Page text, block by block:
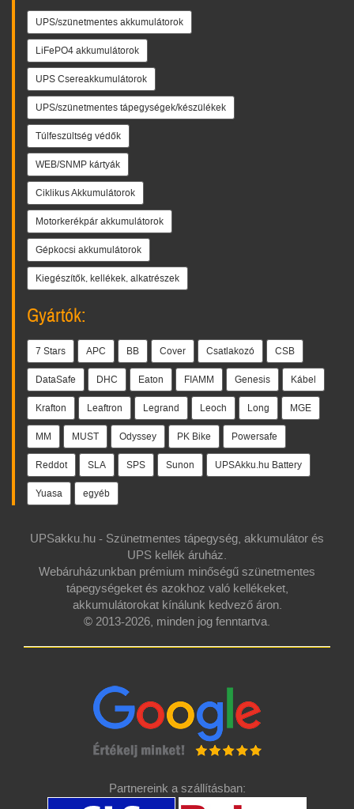
UPS/szünetmentes akkumulátorok
LiFePO4 akkumulátorok
UPS Csereakkumulátorok
UPS/szünetmentes tápegységek/készülékek
Túlfeszültség védők
WEB/SNMP kártyák
Ciklikus Akkumulátorok
Motorkerékpár akkumulátorok
Gépkocsi akkumulátorok
Kiegészítők, kellékek, alkatrészek
Gyártók:
7 Stars APC BB Cover Csatlakozó CSB
DataSafe DHC Eaton FIAMM Genesis Kábel
Krafton Leaftron Legrand Leoch Long MGE
MM MUST Odyssey PK Bike Powersafe
Reddot SLA SPS Sunon UPSAkku.hu Battery
Yuasa egyéb
UPSakku.hu - Szünetmentes tápegység, akkumulátor és
UPS kellék áruház.
Webáruházunkban prémium minőségű szünetmentes
tápegységeket és azokhoz való kellékeket,
akkumulátorokat kínálunk kedvező áron.
© 2013-2026, minden jog fenntartva.
Partnereink a szállításban: